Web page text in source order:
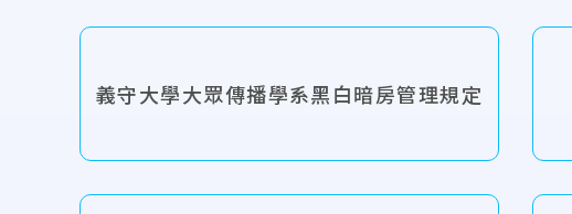
義守大學大眾傳播學系黑白暗房管理規定